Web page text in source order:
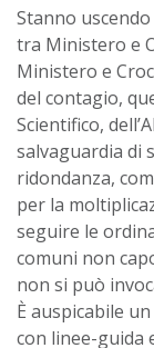
Stanno
tra Ministero e
Ministero e
del contagio,
Scientifico,
salvaguardia di
ridondanza,
per la
seguire le
comuni non
non si può
È auspicabile
con linee-guida